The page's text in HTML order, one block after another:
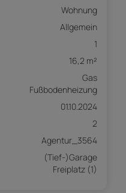
Wohnung
Allgemein
1
16,2 m²
Gas
Fußbodenheizung
01.10.2024
2
Agentur_3564
(Tief-)Garage
Freiplatz (1)